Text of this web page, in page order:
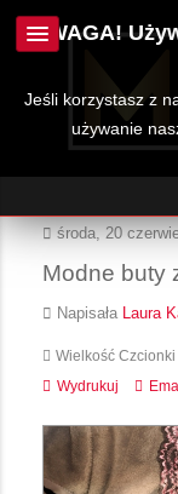
środa, 20
Modne buty
Napisała Laura
Wielkość Czcionki
Wydrukuj
UWAGA!
Jeśli korzystasz z
używanie